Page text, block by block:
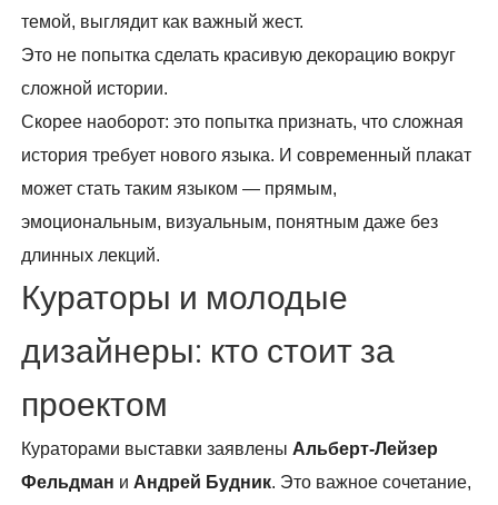
темой, выглядит как важный жест.
Это не попытка сделать красивую декорацию вокруг
сложной истории.
Скорее наоборот: это попытка признать, что сложная
история требует нового языка. И современный плакат
может стать таким языком — прямым,
эмоциональным, визуальным, понятным даже без
длинных лекций.
Кураторы и молодые
дизайнеры: кто стоит за
проектом
Кураторами выставки заявлены Альберт-Лейзер
Фельдман и Андрей Будник. Это важное сочетание,